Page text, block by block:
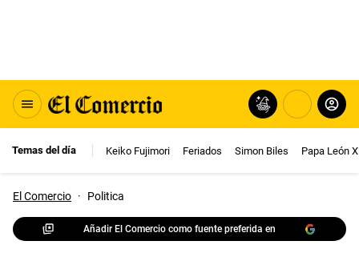
Temas del día Keiko Fujimori Feriados Simon Biles Papa León
El Comercio · Politica
Añadir El Comercio como fuente preferida en